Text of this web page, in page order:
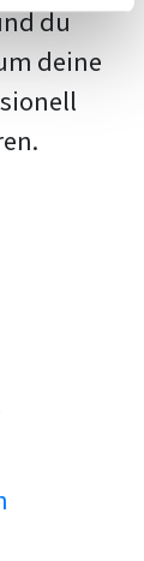
du
deine